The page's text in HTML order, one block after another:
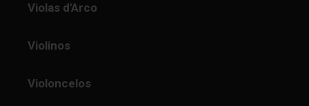
Violas d'Arco
Violinos
Violoncelos